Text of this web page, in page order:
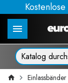
Einlassbänder